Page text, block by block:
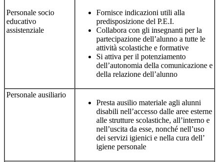
Personale socio
educativo
assistenziale
Fornisce indicazioni utili alla
predisposizione del P.E.I.
Collabora con gli insegnanti per la
partecipazione dell’alunno a tutte le
attività scolastiche e formative
Si attiva per il potenziamento
dell’autonomia della comunicazione e
della relazione dell’alunno
Personale ausiliario
Presta ausilio materiale agli alunni
disabili nell’accesso dalle aree esterne
alle strutture scolastiche, all’interno e
nell’uscita da esse, nonché nell’uso
dei servizi igienici e nella cura dell’
igiene personale